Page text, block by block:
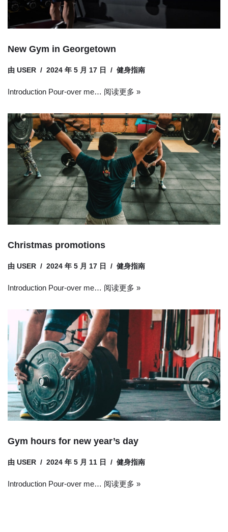
New Gym in Georgetown
由 USER 2024 年 5 月 17 日 健身指南
Introduction Pour-over me… 阅读更多 »
Christmas promotions
由 USER 2024 年 5 月 17 日 健身指南
Introduction Pour-over me… 阅读更多 »
Gym hours for new year’s day
由 USER 2024 年 5 月 11 日 健身指南
Introduction Pour-over me… 阅读更多 »